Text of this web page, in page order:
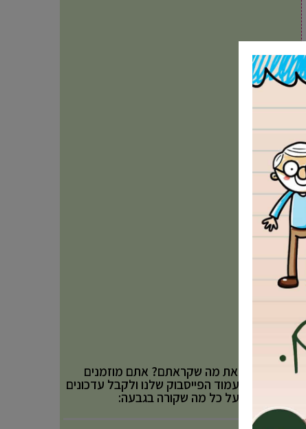
אהבתם את מה שקראתם? אתם מוזמנים
לעקוב אחר עמוד הפייסבוק שלנו ולקבל עדכונים
באופן שוטף על כל מה שקורה בגבעה: